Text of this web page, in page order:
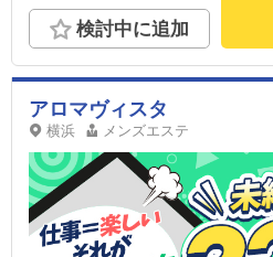
検討中に追加
アロマヴィスタ
横浜 メンズエステ